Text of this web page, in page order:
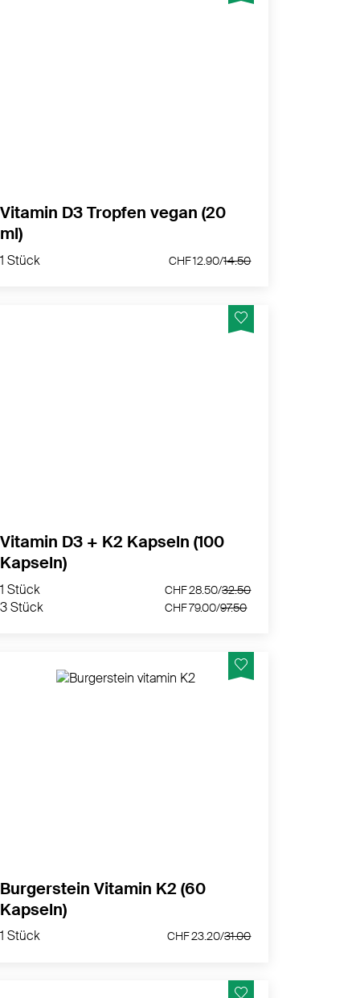
Vitamin D3 Tropfen vegan (20
ml)
1 Stück CHF 12.90/14.50
1 Stück
3 Stück CHF 79.00/97.50
Vitamin D3 + K2 Kapseln (100
Kapseln)
1 Stück
3 Stück
CHF 28.50/32.50
CHF 79.00/97.50
1 Stück
Burgerstein Vitamin K2 (60
Kapseln)
1 Stück CHF 23.20/31.00